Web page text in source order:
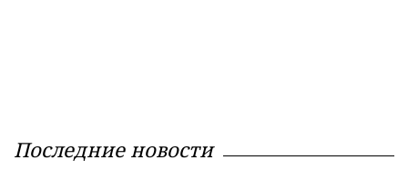
Последние новости